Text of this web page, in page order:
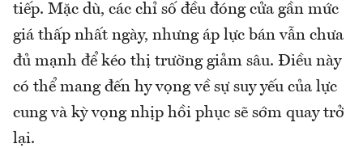
tiếp. Mặc dù, các chỉ số đều đóng cửa gần mức
giá thấp nhất ngày, nhưng áp lực bán vẫn chưa
đủ mạnh để kéo thị trường giảm sâu. Điều này
có thể mang đến hy vọng về sự suy yếu của lực
cung và kỳ vọng nhịp hồi phục sẽ sớm quay trở
lại.